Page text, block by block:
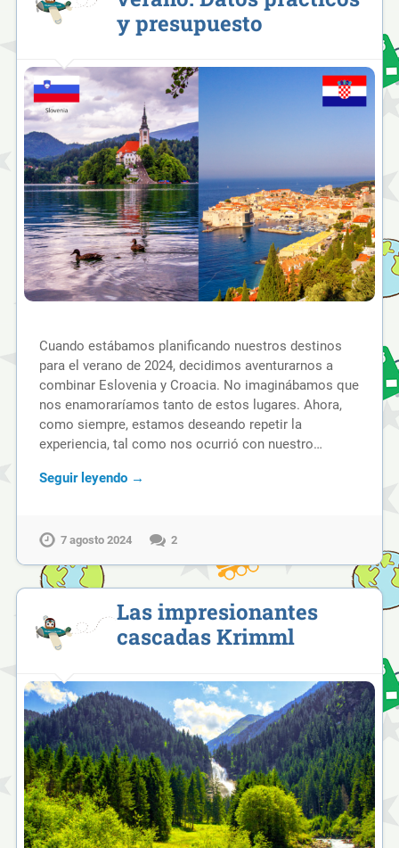
y presupuesto
Cuando estábamos planificando nuestros destinos
para el verano de 2024, decidimos aventurarnos a
combinar Eslovenia y Croacia. No imaginábamos que
nos enamoraríamos tanto de estos lugares. Ahora,
como siempre, estamos deseando repetir la
experiencia, tal como nos ocurrió con nuestro…
Seguir leyendo →
7 agosto 2024 2
Las impresionantes
cascadas Krimml